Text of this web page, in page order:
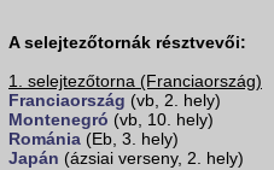
A selejtezőtornák résztvevői:
1. selejtezőtorna (Franciaország)
Franciaország (vb, 2. hely)
Montenegró (vb, 10. hely)
Románia (Eb, 3. hely)
Japán (ázsiai verseny, 2. hely)